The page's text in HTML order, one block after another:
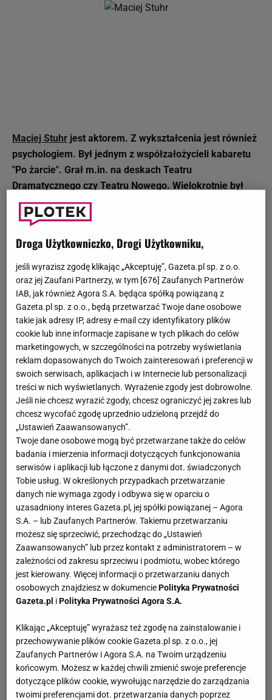
Maciej Stuhr jest aktorem. Z wykształcenia jest również
psychologiem. Był jednym z współzałożycieli kabaretu
"Po żarcie". Grał m.in. na deskach Teatru
Dramatycznego czy Teatru Nowego. Wielokrotnie był
nominowany do Orłów oraz Złotych Kaczek. Jest synem
aktora Jerzego Stuhra.
Data urodzenia: 23.06.1975 r.
Miejsce urodzenia: Kraków
Wzrost: 1,78 m.
Facebook: Facebook.com/MaciekStuhr
Związki: Samanta Janas (1999-2014; rozwód), Kinga
Błażejewska (2015-obecnie; małżeństwo)
Dzieci: Matylda Stuhr (ur. 2000 r.)
Maciej Stuhr: życiorys i kariera
Maciej Stuhrurodził się i wychowywał w Krakowie.
Pochodzi z artystycznej rodziny. Jego ojciecJerzy Stuhr
jest aktorem, a matka Barbara Kóska skrzypaczką. Ma
także młodszą siostrę Mariannę. W 1999 r. ukończył
psychologię na Uniwersytecie Jagiellońskim. Cztery lata
później został absolwentem krakowskiej PWST.
Maciej Stuhr zadebiutował w 1988 r. w 10. części
"Dekalogu" w reżyserii Krzysztofa Kieślowskiego.
Natomiast w szkole średniej założył z przyjaciółmi
kabaret "Po żarcie". Jeszcze zanim został
dyplomowanym aktorem zagrał w kilku filmach m.in. w
"Fuksie", "Chłopaki nie płaczą", "Poranku kojota",
"Przedwiośniu" (za który otrzymał nominację do Orłów)
W kolejnych latach wystąpił m.in. w wielokrotnie
nagradzanym "Weselu", "Pogodzie na jutro", "Fundacji",
"Korowodzie" i popularnej komedii "Testosteron". Za rolę
w "33 sceny z życia" otrzymał nominacje do Orłów oraz
Złotej Kaczki. Został doceniony za role w "Ślubach
Droga Użytkowniczko, Drogi Użytkowniku,
jeśli wyrazisz zgodę klikając „Akceptuję”, Gazeta.pl sp. z o.o.
oraz jej Zaufani Partnerzy, w tym [676] Zaufanych Partnerów
IAB, jak również Agora S.A. będąca spółką powiązaną z
Gazeta.pl sp. z o.o., będą przetwarzać Twoje dane osobowe
takie jak adresy IP, adresy e-mail czy identyfikatory plików
cookie lub inne informacje zapisane w tych plikach do celów
marketingowych, w szczególności na potrzeby wyświetlania
reklam dopasowanych do Twoich zainteresowań i preferencji w
swoich serwisach, aplikacjach i w Internecie lub personalizacji
treści w nich wyświetlanych. Wyrażenie zgody jest dobrowolne.
Jeśli nie chcesz wyrazić zgody, chcesz ograniczyć jej zakres lub
chcesz wycofać zgodę uprzednio udzieloną przejdź do
„Ustawień Zaawansowanych”.
Twoje dane osobowe mogą być przetwarzane także do celów
badania i mierzenia informacji dotyczących funkcjonowania
serwisów i aplikacji lub łączone z danymi dot. świadczonych
Tobie usług. W określonych przypadkach przetwarzanie
danych nie wymaga zgody i odbywa się w oparciu o
uzasadniony interes Gazeta.pl, jej spółki powiązanej – Agora
S.A. – lub Zaufanych Partnerów. Takiemu przetwarzaniu
możesz się sprzeciwić, przechodząc do „Ustawień
Zaawansowanych” lub przez kontakt z administratorem – w
zależności od zakresu sprzeciwu i podmiotu, wobec którego
jest kierowany. Więcej informacji o przetwarzaniu danych
osobowych znajdziesz w dokumenciePolityka Prywatności
Gazeta.pl iPolityka Prywatności Agora S.A.
Klikając „Akceptuję” wyrażasz też zgodę na zainstalowanie i
przechowywanie plików cookie Gazeta.pl sp. z o.o., jej
Zaufanych Partnerów i Agora S.A. na Twoim urządzeniu
końcowym. Możesz w każdej chwili zmienić swoje preferencje
dotyczące plików cookie, wywołując narzędzie do zarządzania
twoimi preferencjami dot. przetwarzania danych poprzez